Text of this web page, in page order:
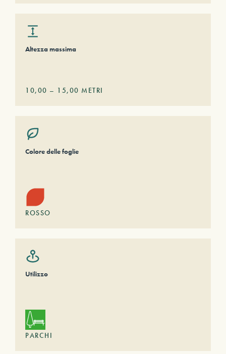
Altezza massima
10,00 – 15,00 METRI
Colore delle foglie
ROSSO
Utilizzo
PARCHI